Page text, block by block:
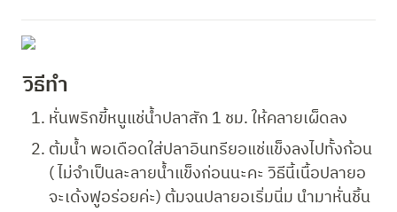
วิธีทำ
หั่นพริกขี้หนูแช่น้ำปลาสัก 1 ชม. ให้คลายเผ็ดลง
ต้มน้ำ พอเดือดใส่ปลาอินทรียอแช่แข็งลงไปทั้งก้อน
( ไม่จำเป็นละลายน้ำแข็งก่อนนะคะ วิธีนี้เนื้อปลายอ
จะเด้งฟูอร่อยค่ะ) ต้มจนปลายอเริ่มนิ่ม นำมาหั่นชิ้น